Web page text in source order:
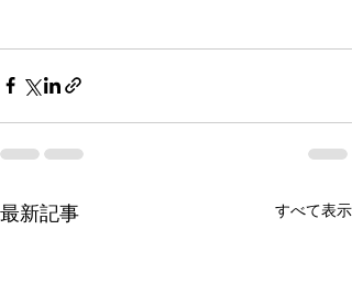
最新記事 すべて表示